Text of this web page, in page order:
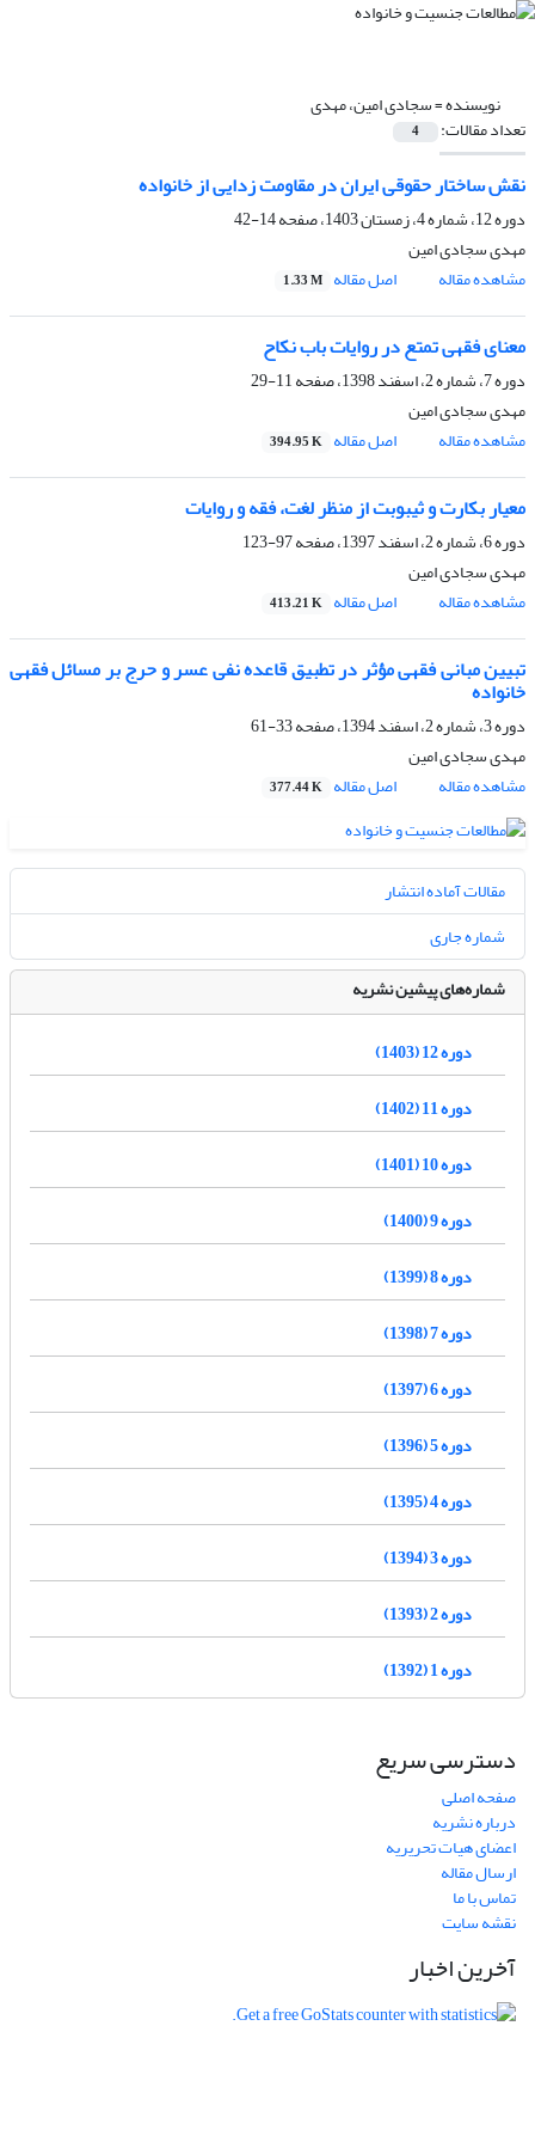
نویسنده =سجادی امین، مهدی
تعداد مقالات: 4
نقش ساختار حقوقی ایران در مقاومت زدایی از خانواده
دوره 12، شماره 4، زمستان 1403، صفحه
14-42
مهدی سجادی امین
مشاهده مقاله
اصل مقاله 1.33 M
معنای فقهی تمتع در روایات باب نکاح
دوره 7، شماره 2، اسفند 1398، صفحه
11-29
مهدی سجادی امین
مشاهده مقاله
اصل مقاله 394.95 K
معیار بکارت و ثیبوبت از منظر لغت، فقه و روایات
دوره 6، شماره 2، اسفند 1397، صفحه
97-123
مهدی سجادی امین
مشاهده مقاله
اصل مقاله 413.21 K
تبیین مبانی فقهی مؤثر در تطبیق قاعده نفی عسر و حرج بر مسائل فقهی
خانواده
دوره 3، شماره 2، اسفند 1394، صفحه
33-61
مهدی سجادی امین
مشاهده مقاله
اصل مقاله 377.44 K
مقالات آماده انتشار
شماره جاری
شماره‌های پیشین نشریه
دوره 12 (1403)
دوره 11 (1402)
دوره 10 (1401)
دوره 9 (1400)
دوره 8 (1399)
دوره 7 (1398)
دوره 6 (1397)
دوره 5 (1396)
دوره 4 (1395)
دوره 3 (1394)
دوره 2 (1393)
دوره 1 (1392)
دسترسی سریع
صفحه اصلی
درباره نشریه
اعضای هیات تحریریه
ارسال مقاله
تماس با ما
نقشه سایت
آخرین اخبار